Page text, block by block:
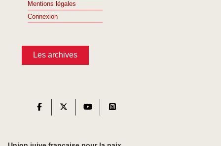
Mentions légales
Connexion
Les archives